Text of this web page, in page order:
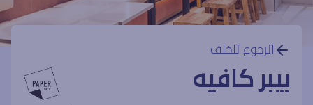
الرجوع للخلف
بيبر كافيه